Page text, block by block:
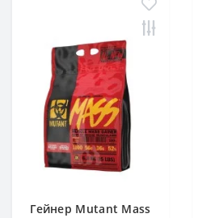
Гейнер Mutant Mass